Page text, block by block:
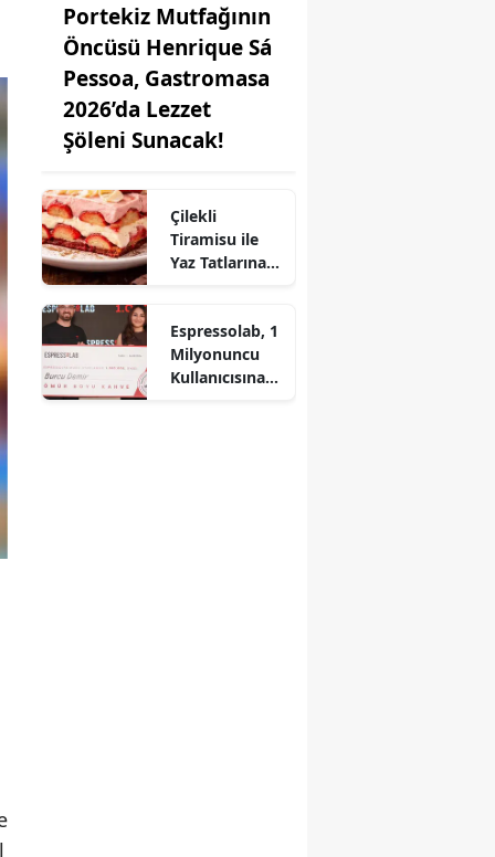
Portekiz Mutfağının
Öncüsü Henrique Sá
Pessoa, Gastromasa
2026’da Lezzet
Şöleni Sunacak!
Çilekli
Tiramisu ile
Yaz Tatlarına
Espressolab, 1
Milyonuncu
Kullanıcısına